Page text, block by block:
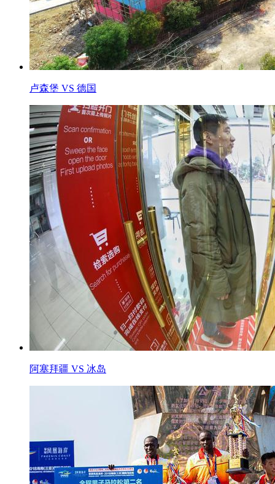
卢森堡 VS 德国
阿塞拜疆 VS 冰岛